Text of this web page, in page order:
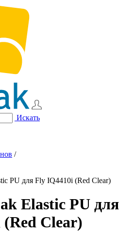
Искать
/
PU для Fly IQ4410i (Red Clear)
Elastic PU для
Clear)